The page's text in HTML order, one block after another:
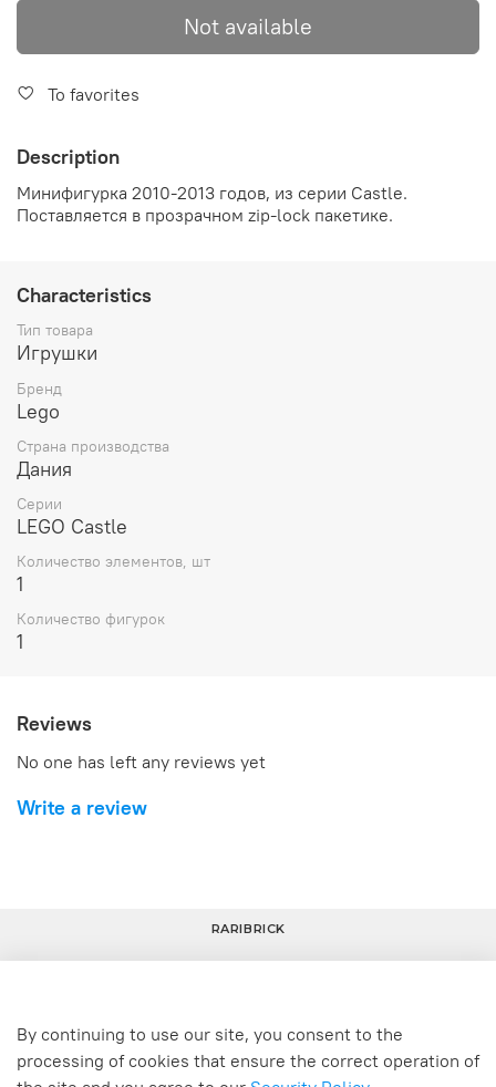
Not available
To favorites
Description
Минифигурка 2010-2013 годов, из серии Castle.
Поставляется в прозрачном zip-lock пакетике.
Characteristics
Тип товара
Игрушки
Бренд
Lego
Страна производства
Дания
Серии
LEGO Castle
Количество элементов, шт
1
Количество фигурок
1
Reviews
No one has left any reviews yet
Write a review
+7(800) 800-80-80
+7(800) 800-80-80
RARIBRICK
By continuing to use our site, you consent to the
processing of cookies that ensure the correct operation of